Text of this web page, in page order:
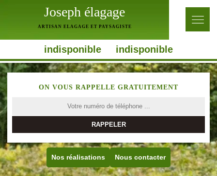
Joseph élagage
ARTISAN ELAGAGE ET PAYSAGISTE
indisponible indisponible
ON VOUS RAPPELLE GRATUITEMENT
Nos réalisations Nous contacter